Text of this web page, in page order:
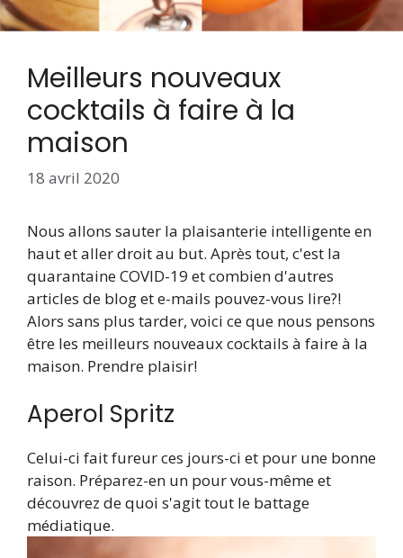
Meilleurs nouveaux
cocktails à faire à la
maison
18 avril 2020
Nous allons sauter la plaisanterie intelligente en
haut et aller droit au but. Après tout, c'est la
quarantaine COVID-19 et combien d'autres
articles de blog et e-mails pouvez-vous lire?!
Alors sans plus tarder, voici ce que nous pensons
être les meilleurs nouveaux cocktails à faire à la
maison. Prendre plaisir!
Aperol Spritz
Celui-ci fait fureur ces jours-ci et pour une bonne
raison. Préparez-en un pour vous-même et
découvrez de quoi s'agit tout le battage
médiatique.